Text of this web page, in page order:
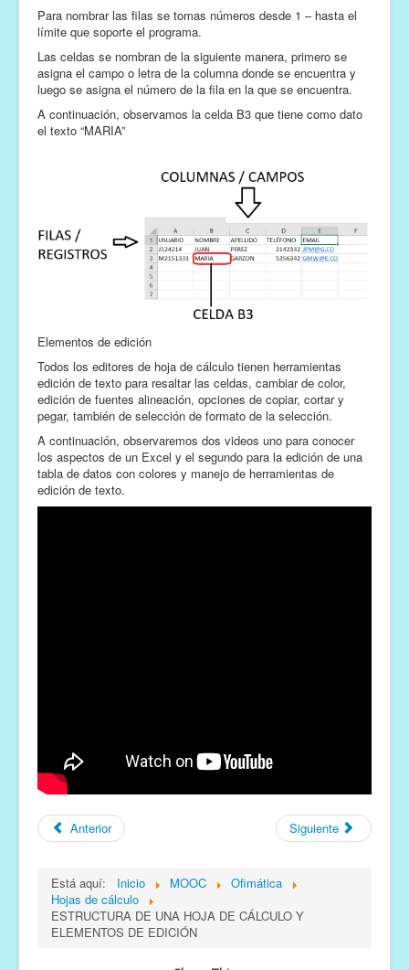
Para nombrar las filas se tomas números desde 1 – hasta el
límite que soporte el programa.
Las celdas se nombran de la siguiente manera, primero se
asigna el campo o letra de la columna donde se encuentra y
luego se asigna el número de la fila en la que se encuentra.
A continuación, observamos la celda B3 que tiene como dato
el texto “MARIA”
Elementos de edición
Todos los editores de hoja de cálculo tienen herramientas
edición de texto para resaltar las celdas, cambiar de color,
edición de fuentes alineación, opciones de copiar, cortar y
pegar, también de selección de formato de la selección.
A continuación, observaremos dos videos uno para conocer
los aspectos de un Excel y el segundo para la edición de una
tabla de datos con colores y manejo de herramientas de
edición de texto.
Anterior Siguiente
Está aquí: Inicio MOOC
Ofimática
Hojas de cálculo
ESTRUCTURA DE UNA HOJA DE CÁLCULO Y
ELEMENTOS DE EDICIÓN